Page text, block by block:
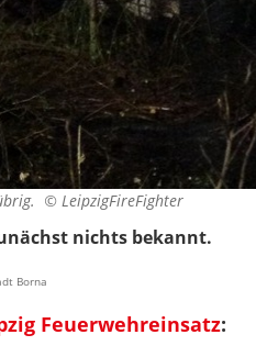
© LeipzigFireFighter
nichts bekannt.
Borna
Feuerwehreinsatz: